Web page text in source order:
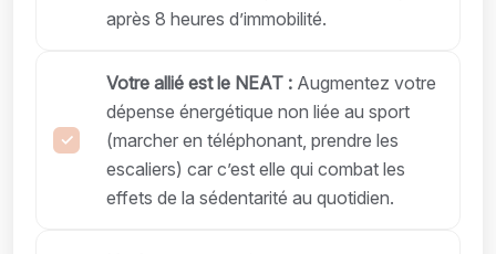
après 8 heures d’immobilité.
Votre allié est le NEAT : Augmentez votre
dépense énergétique non liée au sport
(marcher en téléphonant, prendre les
escaliers) car c’est elle qui combat les
effets de la sédentarité au quotidien.